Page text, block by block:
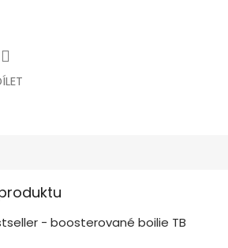
- boosterované boilie TB